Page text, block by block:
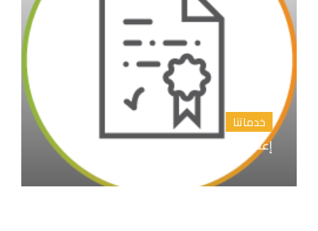
خدماتنا
إعداد المقترح البحثي خطة البحث